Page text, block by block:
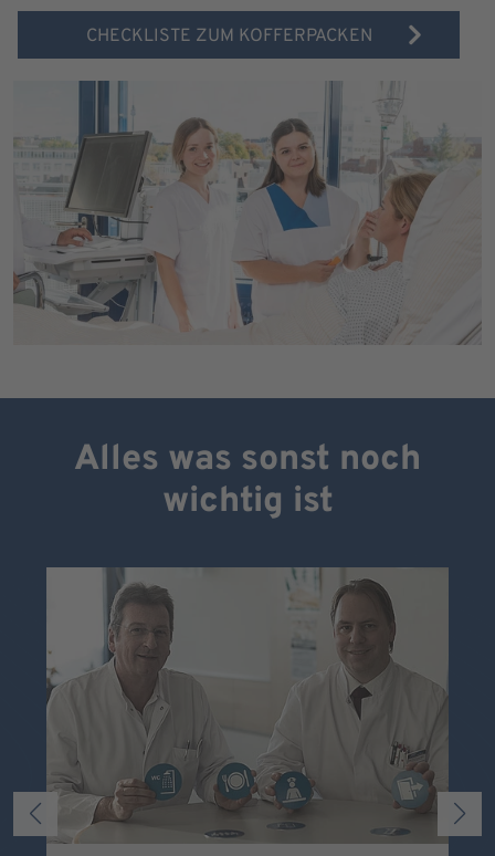
CHECKLISTE ZUM KOFFERPACKEN
Alles was sonst noch
wichtig ist